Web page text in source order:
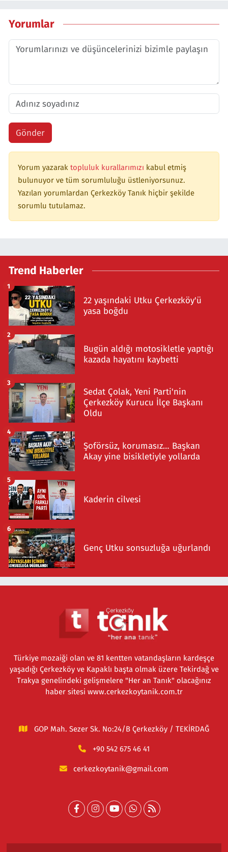
Yorumlar
Gönder
Yorum yazarak topluluk kurallarımızı kabul etmiş
bulunuyor ve tüm sorumluluğu üstleniyorsunuz.
Yazılan yorumlardan Çerkezköy Tanık hiçbir şekilde
sorumlu tutulamaz.
Trend Haberler
22 yaşındaki Utku Çerkezköy'ü
yasa boğdu
1
Bugün aldığı motosikletle yaptığı
kazada hayatını kaybetti
2
Sedat Çolak, Yeni Parti'nin
Çerkezköy Kurucu İlçe Başkanı
Oldu
3
Şoförsüz, korumasız… Başkan
Akay yine bisikletiyle yollarda
4
Kaderin cilvesi
5
Genç Utku sonsuzluğa uğurlandı
6
Türkiye mozaiği olan ve 81 kentten vatandaşların kardeşçe
yaşadığı Çerkezköy ve Kapaklı başta olmak üzere Tekirdağ ve
Trakya genelindeki gelişmelere "Her an Tanık" olacağınız
haber sitesi www.cerkezkoytanik.com.tr
GOP Mah. Sezer Sk. No:24/B Çerkezköy / TEKİRDAĞ
+90 542 675 46 41
cerkezkoytanik@gmail.com